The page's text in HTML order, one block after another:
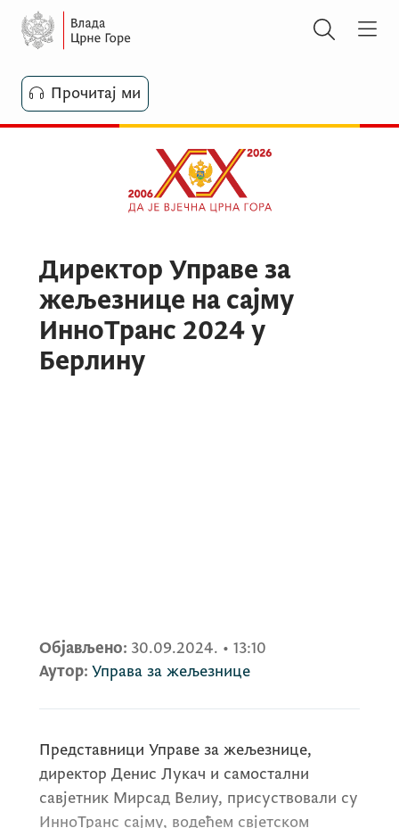
Прочитај ми
Директор Управе за
жељезнице на сајму
ИнноТранс 2024 у
Берлину
Објављено: 30.09.2024. • 13:10
Аутор: Управа за жељезнице
Представници Управе за жељезнице,
директор Денис Лукач и самостални
савјетник Мирсад Велиу, присуствовали су
ИнноТранс сајму, водећем свјетском